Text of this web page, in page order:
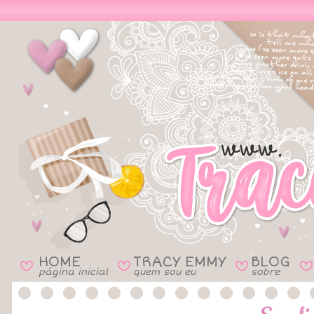
B HOME
página inicial B TRACY EMMY
quem sou eu B BLOG
sobre B